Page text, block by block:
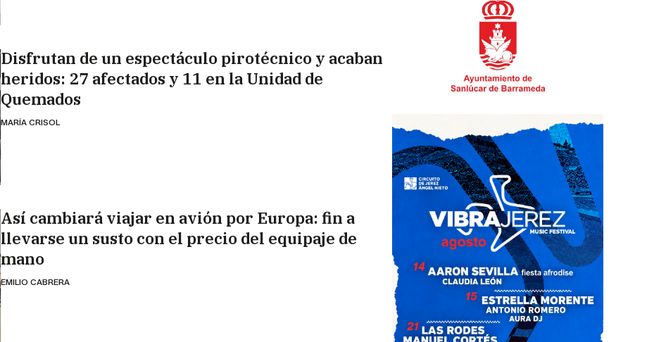
Disfrutan de un espectáculo pirotécnico y acaban
heridos: 27 afectados y 11 en la Unidad de
Quemados
MARÍA CRISOL
Así cambiará viajar en avión por Europa: fin a
llevarse un susto con el precio del equipaje de
mano
EMILIO CABRERA